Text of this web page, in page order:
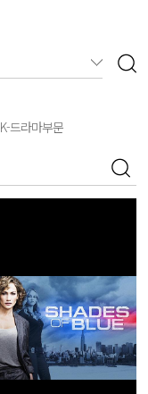
K-드라마부문